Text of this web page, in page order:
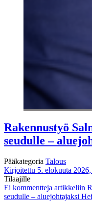
Rakennustyö
seudulle –
Pääkategoria Talous
Kirjoitettu 5. elokuuta 2026,
Tilaajille
Ei kommentteja artikkeliin
seudulle – aluejohtajaksi